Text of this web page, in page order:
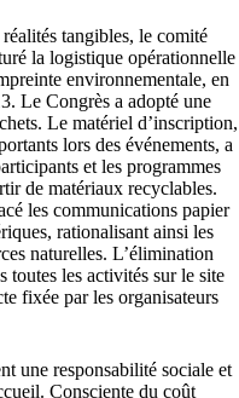
tangibles, le comité
la logistique opérationnelle
environnementale, en
Le Congrès a adopté une
Le matériel d’inscription,
lors des événements, a
et les programmes
de matériaux recyclables.
les communications papier
rationalisant ainsi les
naturelles. L’élimination
toutes les activités sur le site
fixée par les organisateurs
une responsabilité sociale et
Consciente du coût